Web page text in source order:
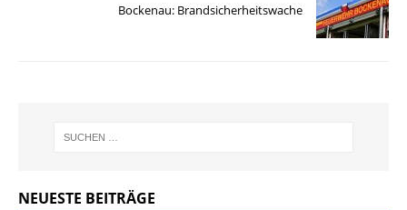
Bockenau: Brandsicherheitswache
NEUESTE BEITRÄGE